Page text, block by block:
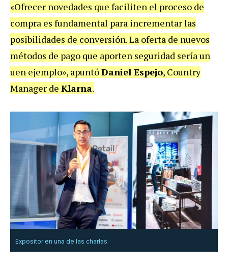
«Ofrecer novedades que faciliten el proceso de
compra es fundamental para incrementar las
posibilidades de conversión. La oferta de nuevos
métodos de pago que aporten seguridad sería un
uen ejemplo», apuntóDaniel Espejo, Country
Manager de Klarna.
Expositor en una de las charlas